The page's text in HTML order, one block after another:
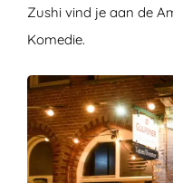
Zushi vind je aan de
Komedie.